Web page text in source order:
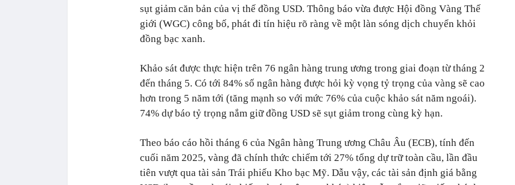
sụt giảm căn bản của vị thế đồng USD. Thông báo vừa được Hội đồng Vàng Thế
giới (WGC) công bố, phát đi tín hiệu rõ ràng về một làn sóng dịch chuyển khỏi
đồng bạc xanh.
Khảo sát được thực hiện trên 76 ngân hàng trung ương trong giai đoạn từ tháng 2
đến tháng 5. Có tới 84% số ngân hàng được hỏi kỳ vọng tỷ trọng của vàng sẽ cao
hơn trong 5 năm tới (tăng mạnh so với mức 76% của cuộc khảo sát năm ngoái).
74% dự báo tỷ trọng nắm giữ đồng USD sẽ sụt giảm trong cùng kỳ hạn.
Theo báo cáo hồi tháng 6 của Ngân hàng Trung ương Châu Âu (ECB), tính đến
cuối năm 2025, vàng đã chính thức chiếm tới 27% tổng dự trữ toàn cầu, lần đầu
tiên vượt qua tài sản Trái phiếu Kho bạc Mỹ. Dẫu vậy, các tài sản định giá bằng